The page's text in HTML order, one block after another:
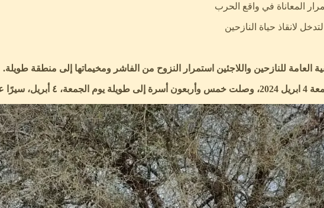
المعاناة في واقع الحرب
لانقاذ حياة النازحين
للنازحين واللاجئين استمرار النزوح من الفاشر ومخيماتها إلى منطقة طويلة.
وعلى دواب.